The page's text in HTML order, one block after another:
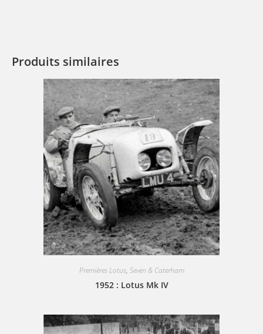
Produits similaires
Premières Lotus, Seven & Caterham
1952 : Lotus Mk IV